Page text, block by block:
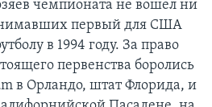
чемпионата не вошел ни
первый для США
в 1994 году. За право
первенства боролись
в Орландо, штат Флорида, и